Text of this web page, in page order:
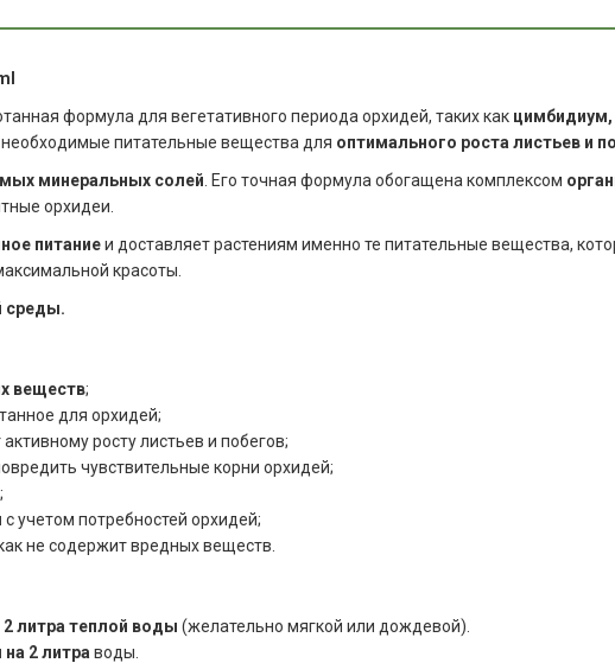
формула для вегетативного периода орхидей, таких как цимбидиум,
питательные вещества для оптимального роста листьев и
минеральных солей . Его точная формула обогащена комплексом
орхидеи.
питаниеи доставляет растениям именно те питательные вещества,
красоты.
среды.
веществ;
для орхидей;
активному росту листьев и побегов;
чувствительные корни орхидей;
с учетом потребностей орхидей;
не содержит вредных веществ.
2 литра теплой воды (желательно мягкой или дождевой).
на 2 литра воды.